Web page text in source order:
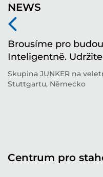
NEWS
Brousíme pro
Inteligentně.
Skupina JUNKER na
Stuttgartu, Německo
Centrum pro